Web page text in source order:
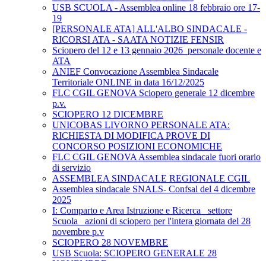
USB SCUOLA - Assemblea online 18 febbraio ore 17-
19
[PERSONALE ATA] ALL'ALBO SINDACALE -
RICORSI ATA - SAATA NOTIZIE FENSIR
Sciopero del 12 e 13 gennaio 2026_personale docente e
ATA
ANIEF Convocazione Assemblea Sindacale
Territoriale ONLINE in data 16/12/2025
FLC CGIL GENOVA Sciopero generale 12 dicembre
p.v.
SCIOPERO 12 DICEMBRE
UNICOBAS LIVORNO PERSONALE ATA:
RICHIESTA DI MODIFICA PROVE DI
CONCORSO POSIZIONI ECONOMICHE
FLC CGIL GENOVA Assemblea sindacale fuori orario
di servizio
ASSEMBLEA SINDACALE REGIONALE CGIL
Assemblea sindacale SNALS- Confsal del 4 dicembre
2025
I: Comparto e Area Istruzione e Ricerca_ settore
Scuola_ azioni di sciopero per l'intera giornata del 28
novembre p.v
SCIOPERO 28 NOVEMBRE
USB Scuola: SCIOPERO GENERALE 28